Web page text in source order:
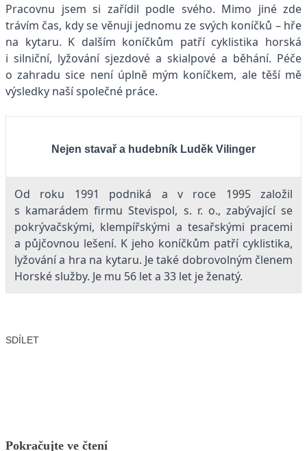
Pracovnu jsem si zařídil podle svého. Mimo jiné zde
trávím čas, kdy se věnuji jednomu ze svých koníčků – hře
na kytaru. K dalším koníčkům patří cyklistika horská
i silniční, lyžování sjezdové a skialpové a běhání. Péče
o zahradu sice není úplně mým koníčkem, ale těší mě
výsledky naší společné práce.
Nejen stavař a hudebník Luděk Vilinger
Od roku 1991 podniká a v roce 1995 založil
s kamarádem firmu Stevispol, s. r. o., zabývající se
pokrývačskými, klempířskými a tesařskými pracemi
a půjčovnou lešení. K jeho koníčkům patří cyklistika,
lyžování a hra na kytaru. Je také dobrovolným členem
Horské služby. Je mu 56 let a 33 let je ženatý.
SDÍLET
Pokračujte ve čtení